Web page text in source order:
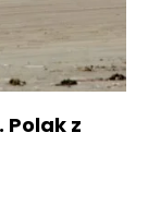
Polak z